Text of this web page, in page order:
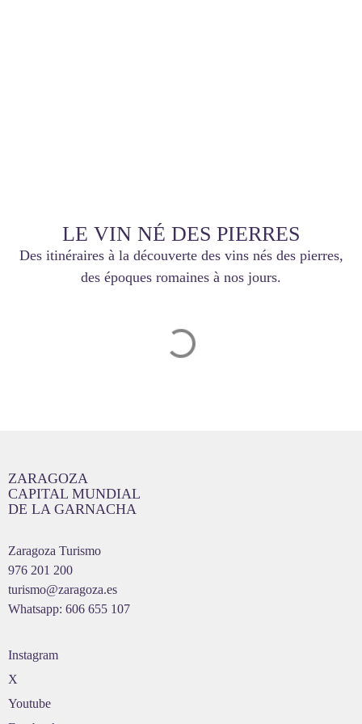
LE VIN NÉ DES PIERRES
Des itinéraires à la découverte des vins nés des pierres,
des époques romaines à nos jours.
ZARAGOZA
CAPITAL MUNDIAL
DE LA GARNACHA
Zaragoza Turismo
976 201 200
turismo@zaragoza.es
Whatsapp: 606 655 107
Instagram
X
Youtube